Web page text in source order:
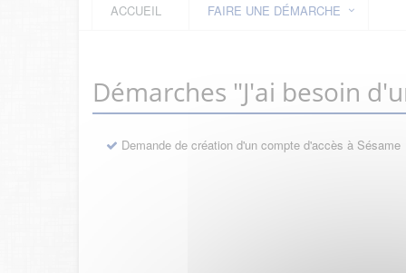
ACCUEIL FAIRE UNE DÉMARCHE
Démarches "J'ai besoin
Demande de création d'un compte d'accès à Sésame